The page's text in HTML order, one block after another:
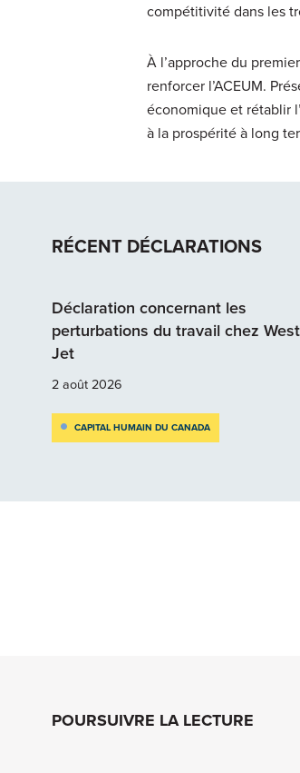
compétitivité dans les
À l’approche du
renforcer l’ACEUM.
économique et rétablir
à la prospérité à long
RÉCENT DÉCLARATIONS
Déclaration concernant les
perturbations du travail chez West
Jet
2 août 2026
CAPITAL HUMAIN DU CANADA
POURSUIVRE LA LECTURE